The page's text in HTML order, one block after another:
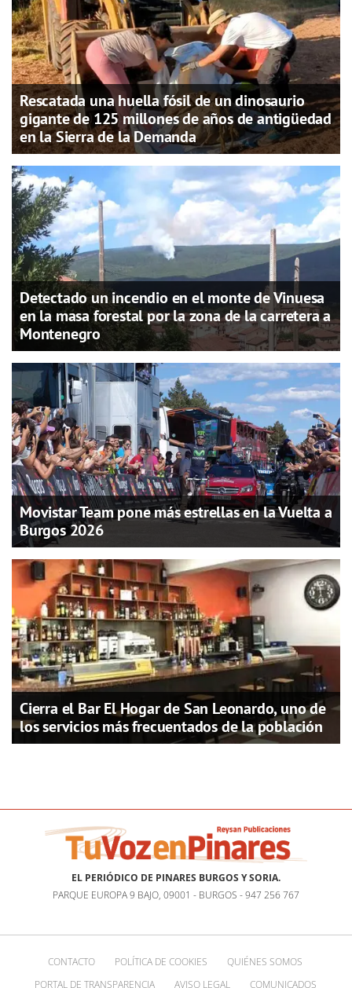
Rescatada una huella fósil de un dinosaurio
gigante de 125 millones de años de antigüedad
en la Sierra de la Demanda
Detectado un incendio en el monte de Vinuesa
en la masa forestal por la zona de la carretera a
Montenegro
Movistar Team pone más estrellas en la Vuelta a
Burgos 2026
Cierra el Bar El Hogar de San Leonardo, uno de
los servicios más frecuentados de la población
EL PERIÓDICO DE PINARES BURGOS Y SORIA.
PARQUE EUROPA 9 BAJO, 09001 - BURGOS - 947 256 767
CONTACTO POLÍTICA DE COOKIES
QUIÉNES SOMOS
PORTAL DE TRANSPARENCIA
AVISO LEGAL COMUNICADOS